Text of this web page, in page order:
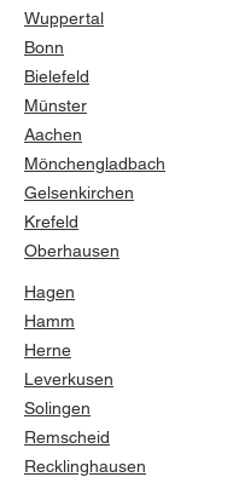
Wuppertal
Bonn
Bielefeld
Münster
Aachen
Mönchengladbach
Gelsenkirchen
Krefeld
Oberhausen
Hagen
Hamm
Herne
Leverkusen
Solingen
Remscheid
Recklinghausen